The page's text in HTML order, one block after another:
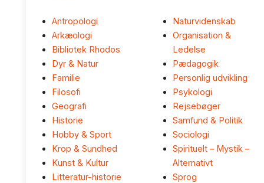
Antropologi
Arkæologi
Bibliotek Rhodos
Dyr & Natur
Familie
Filosofi
Geografi
Historie
Hobby & Sport
Krop & Sundhed
Kunst & Kultur
Litteratur-historie
Naturvidenskab
Organisation &
Ledelse
Pædagogik
Personlig udvikling
Psykologi
Rejsebøger
Samfund & Politik
Sociologi
Spirituelt – Mystik –
Alternativt
Sprog